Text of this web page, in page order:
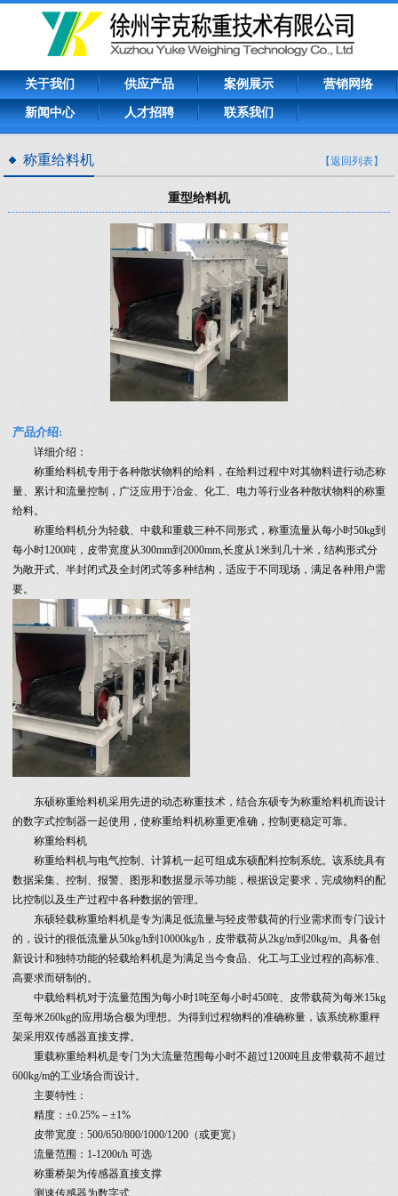
关于我们 供应产品 案例展示 营销网络
新闻中心 人才招聘 联系我们
称重给料机 【返回列表】
重型给料机
产品介绍:
详细介绍：
称重给料机专用于各种散状物料的给料，在给料过程中对其物料进行动态称
量、累计和流量控制，广泛应用于冶金、化工、电力等行业各种散状物料的称重
给料。
称重给料机分为轻载、中载和重载三种不同形式，称重流量从每小时50kg到
每小时1200吨，皮带宽度从300mm到2000mm,长度从1米到几十米，结构形式分
为敞开式、半封闭式及全封闭式等多种结构，适应于不同现场，满足各种用户需
要。
东硕称重给料机采用先进的动态称重技术，结合东硕专为称重给料机而设计
的数字式控制器一起使用，使称重给料机称重更准确，控制更稳定可靠。
称重给料机
称重给料机与电气控制、计算机一起可组成东硕配料控制系统。该系统具有
数据采集、控制、报警、图形和数据显示等功能，根据设定要求，完成物料的配
比控制以及生产过程中各种数据的管理。
东硕轻载称重给料机是专为满足低流量与轻皮带载荷的行业需求而专门设计
的，设计的很低流量从50kg/h到10000kg/h，皮带载荷从2kg/m到20kg/m。具备创
新设计和独特功能的轻载给料机是为满足当今食品、化工与工业过程的高标准、
高要求而研制的。
中载给料机对于流量范围为每小时1吨至每小时450吨、皮带载荷为每米15kg
至每米260kg的应用场合极为理想。为得到过程物料的准确称量，该系统称重秤
架采用双传感器直接支撑。
重载称重给料机是专门为大流量范围每小时不超过1200吨且皮带载荷不超过
600kg/m的工业场合而设计。
主要特性：
精度：±0.25%－±1%
皮带宽度：500/650/800/1000/1200（或更宽）
流量范围：1-1200t/h 可选
称重桥架为传感器直接支撑
测速传感器为数字式